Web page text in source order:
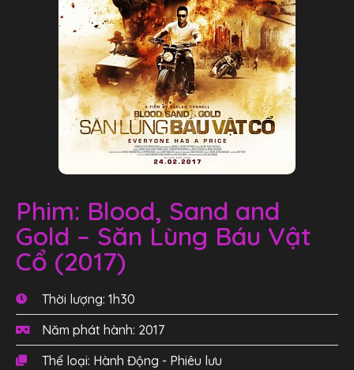
Phim: Blood, Sand and
Gold – Săn Lùng Báu Vật
Cổ (2017)
Thời lượng: 1h30
Năm phát hành: 2017
Thể loại: Hành Động - Phiêu lưu